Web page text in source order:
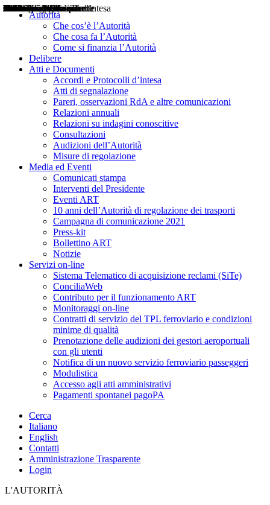
Autorità
Che cos’è l’Autorità
Che cosa fa l’Autorità
Come si finanzia l’Autorità
Delibere
Atti e Documenti
Accordi e Protocolli d’intesa
Atti di segnalazione
Pareri, osservazioni RdA e altre comunicazioni
Relazioni annuali
Relazioni su indagini conoscitive
Consultazioni
Audizioni dell’Autorità
Misure di regolazione
Media ed Eventi
Comunicati stampa
Interventi del Presidente
Eventi ART
10 anni dell’Autorità di regolazione dei trasporti
Campagna di comunicazione 2021
Press-kit
Bollettino ART
Notizie
Servizi on-line
Sistema Telematico di acquisizione reclami (SiTe)
ConciliaWeb
Contributo per il funzionamento ART
Monitoraggi on-line
Contratti di servizio del TPL ferroviario e condizioni
minime di qualità
Prenotazione delle audizioni dei gestori aeroportuali
con gli utenti
Notifica di un nuovo servizio ferroviario passeggeri
Modulistica
Accesso agli atti amministrativi
Pagamenti spontanei pagoPA
Cerca
Italiano
English
Contatti
Amministrazione Trasparente
Login
L'AUTORITÀ
Delibere
Pareri
Consultazioni
Audizioni
Atti di Segnalazione
Accordi e Protocolli d'Intesa
Relazioni annuali
Misure di regolazione
Notizie
Comunicati Stampa
Bollettini ART
Convegni ART
Interviste del Presidente
Articoli in primo piano
Interventi del Presidente
2004
2005
2010
2013
2014
2015
2016
2017
2018
2019
202
2020
2021
2022
2023
2024
2025
2026
Aereo
Marittimo
Terrestre